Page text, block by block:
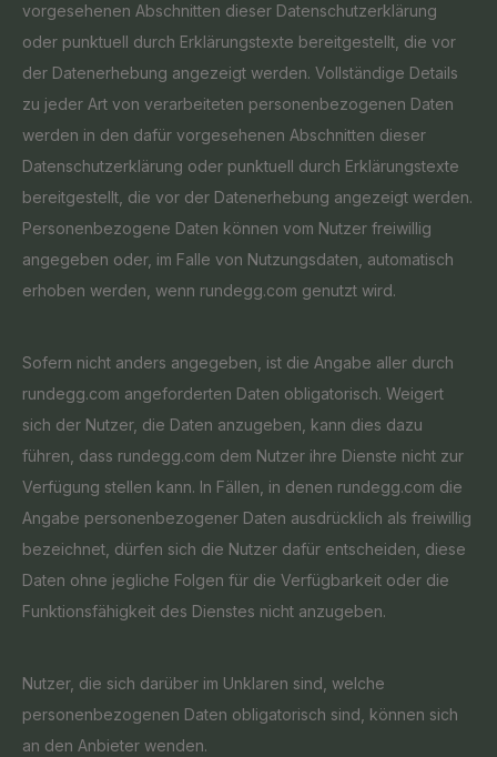
vorgesehenen Abschnitten dieser Datenschutzerklärung
oder punktuell durch Erklärungstexte bereitgestellt, die vor
der Datenerhebung angezeigt werden. Vollständige Details
zu jeder Art von verarbeiteten personenbezogenen Daten
werden in den dafür vorgesehenen Abschnitten dieser
Datenschutzerklärung oder punktuell durch Erklärungstexte
bereitgestellt, die vor der Datenerhebung angezeigt werden.
Personenbezogene Daten können vom Nutzer freiwillig
angegeben oder, im Falle von Nutzungsdaten, automatisch
erhoben werden, wenn rundegg.com genutzt wird.
Sofern nicht anders angegeben, ist die Angabe aller durch
rundegg.com angeforderten Daten obligatorisch. Weigert
sich der Nutzer, die Daten anzugeben, kann dies dazu
führen, dass rundegg.com dem Nutzer ihre Dienste nicht zur
Verfügung stellen kann. In Fällen, in denen rundegg.com die
Angabe personenbezogener Daten ausdrücklich als freiwillig
bezeichnet, dürfen sich die Nutzer dafür entscheiden, diese
Daten ohne jegliche Folgen für die Verfügbarkeit oder die
Funktionsfähigkeit des Dienstes nicht anzugeben.
Nutzer, die sich darüber im Unklaren sind, welche
personenbezogenen Daten obligatorisch sind, können sich
an den Anbieter wenden.